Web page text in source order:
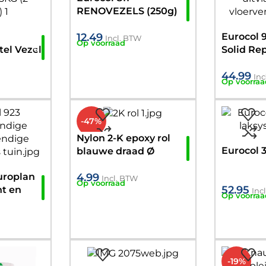
Vezel
RENOVEZELS (250g)
12.49 Incl. BTW
Op voorraad
Eurocol
Solid
44.99
Op
en
-47%
Nylon 2-K epoxy rol
blauwe draad Ø
4.99 Incl. BTW
Op voorraad
Eurocol
52.95
Op
-19%